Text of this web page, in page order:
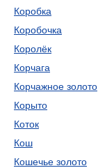
Коробка
Коробочка
Королёк
Корчага
Корчажное золото
Корыто
Коток
Кош
Кошечье золото